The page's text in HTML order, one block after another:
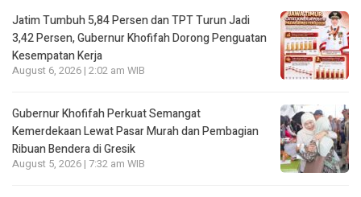
Jatim Tumbuh 5,84 Persen dan TPT Turun Jadi
3,42 Persen, Gubernur Khofifah Dorong Penguatan
Kesempatan Kerja
August 6, 2026 | 2:02 am WIB
Gubernur Khofifah Perkuat Semangat
Kemerdekaan Lewat Pasar Murah dan Pembagian
Ribuan Bendera di Gresik
August 5, 2026 | 7:32 am WIB